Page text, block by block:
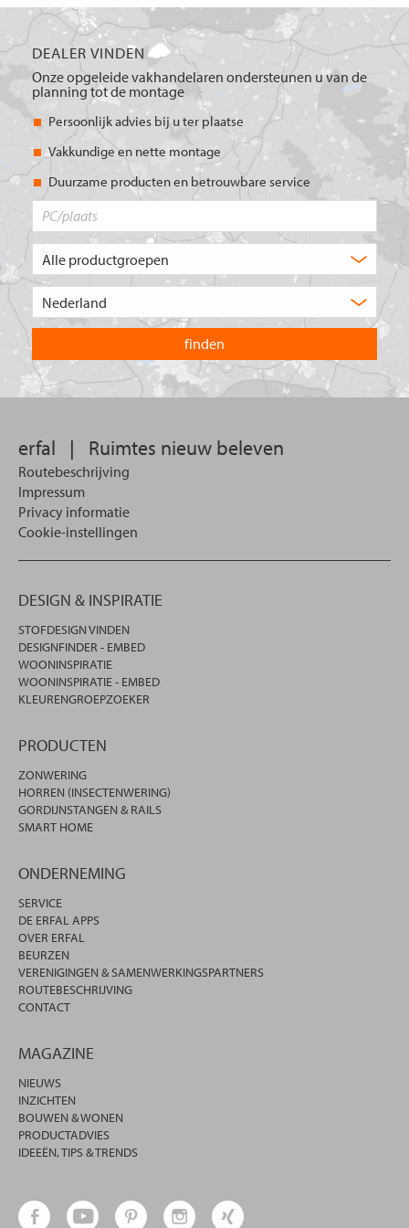
DEALER VINDEN
Onze opgeleide vakhandelaren ondersteunen u van de
planning tot de montage
Persoonlijk advies bij u ter plaatse
Vakkundige en nette montage
Duurzame producten en betrouwbare service
product
u?
land
waarin
u
wilt
zoeken.
erfal | Ruimtes nieuw beleven
Routebeschrijving
Impressum
Privacy informatie
Cookie-instellingen
DESIGN & INSPIRATIE
STOFDESIGN VINDEN
DESIGNFINDER - EMBED
WOONINSPIRATIE
WOONINSPIRATIE - EMBED
KLEURENGROEPZOEKER
PRODUCTEN
ZONWERING
HORREN (INSECTENWERING)
GORDIJNSTANGEN & RAILS
SMART HOME
ONDERNEMING
SERVICE
DE ERFAL APPS
OVER ERFAL
BEURZEN
VERENIGINGEN & SAMENWERKINGSPARTNERS
ROUTEBESCHRIJVING
CONTACT
MAGAZINE
NIEUWS
INZICHTEN
BOUWEN & WONEN
PRODUCTADVIES
IDEEËN, TIPS & TRENDS